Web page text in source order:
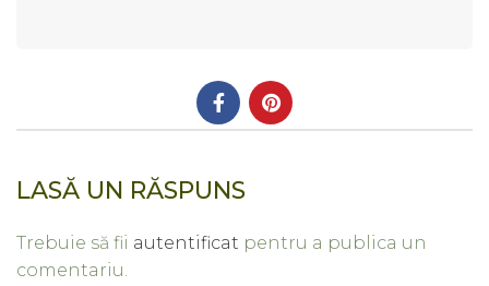
LASĂ UN RĂSPUNS
Trebuie să fii autentificat pentru a publica un
comentariu.